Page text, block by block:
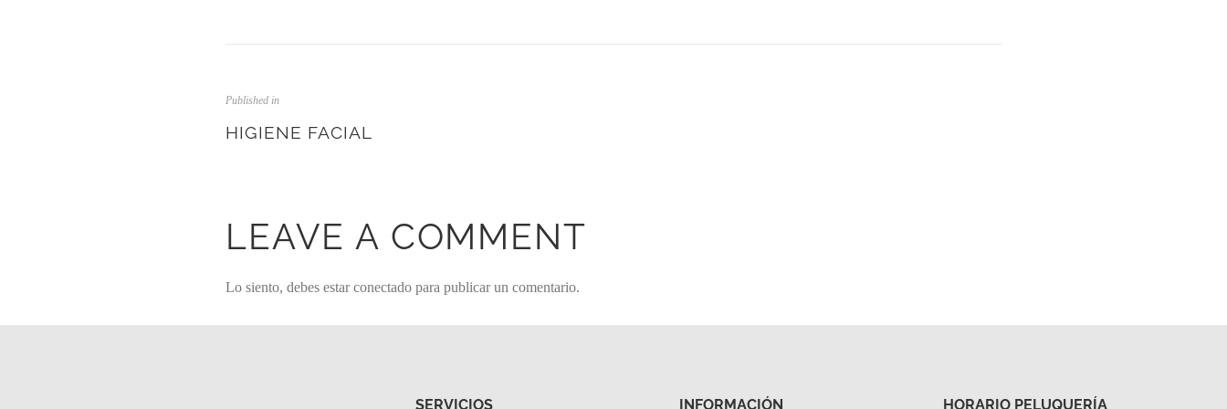
Published in
HIGIENE FACIAL
LEAVE A COMMENT
Lo siento, debes estarconectado para publicar un comentario.
SERVICIOS INFORMACIÓN HORARIO PELUQUERÍA